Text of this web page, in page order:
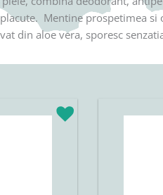
Mentine prospetimea
din aloe vera, sporesc